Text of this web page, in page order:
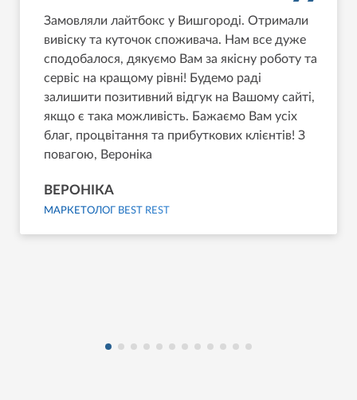
Замовляли лайтбокс у Вишгороді. Отримали
вивіску та куточок споживача. Нам все дуже
сподобалося, дякуємо Вам за якісну роботу та
сервіс на кращому рівні! Будемо раді
залишити позитивний відгук на Вашому сайті,
якщо є така можливість. Бажаємо Вам усіх
благ, процвітання та прибуткових клієнтів! З
повагою, Вероніка
ВЕРОНІКА
МАРКЕТОЛОГ BEST REST